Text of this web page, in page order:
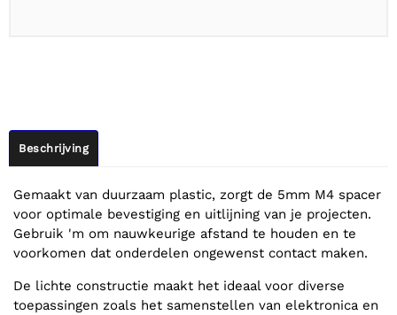
Beschrijving
Gemaakt van duurzaam plastic, zorgt de 5mm M4 spacer
voor optimale bevestiging en uitlijning van je projecten.
Gebruik 'm om nauwkeurige afstand te houden en te
voorkomen dat onderdelen ongewenst contact maken.
De lichte constructie maakt het ideaal voor diverse
toepassingen zoals het samenstellen van elektronica en